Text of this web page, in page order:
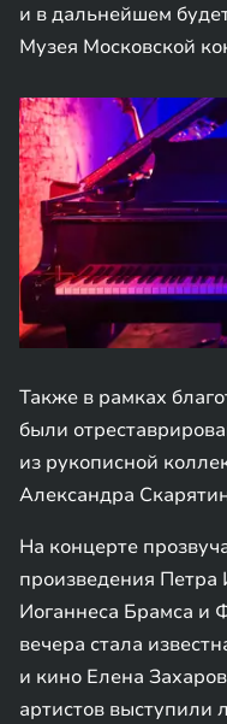
и в дальнейшем
Музея Московской
Также в рамках
были
из рукописной
Александра
На концерте
произведения Петра
Иоганнеса Брамса
вечера стала
и кино Елена
артистов выступили